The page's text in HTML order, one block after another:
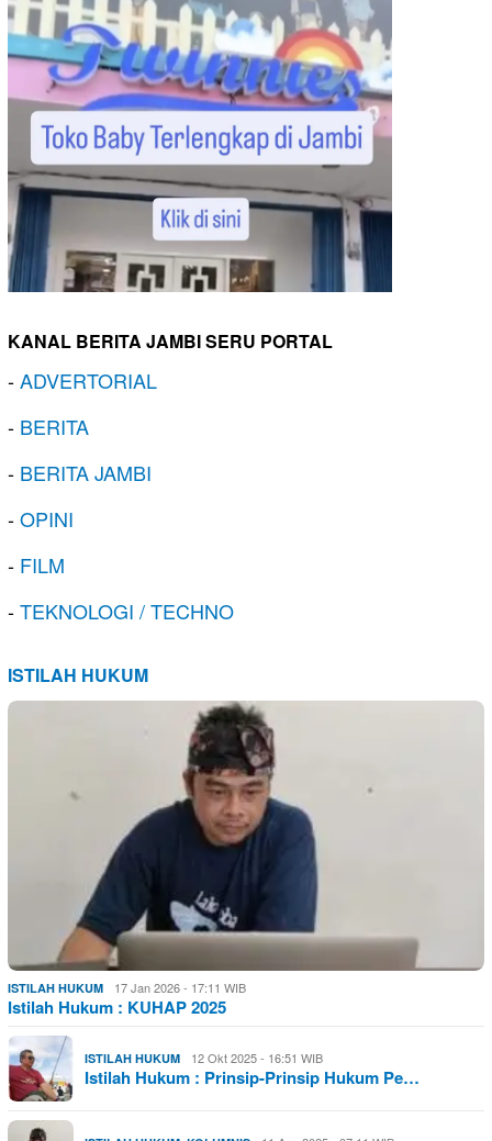
KANAL BERITA JAMBI SERU PORTAL
-ADVERTORIAL
- BERITA
- BERITA JAMBI
-OPINI
- FILM
-TEKNOLOGI / TECHNO
ISTILAH HUKUM
ISTILAH HUKUM 17 Jan 2026 - 17:11 WIB
Istilah Hukum : KUHAP 2025
ISTILAH HUKUM 12 Okt 2025 - 16:51 WIB
Istilah Hukum : Prinsip-Prinsip Hukum Pe…